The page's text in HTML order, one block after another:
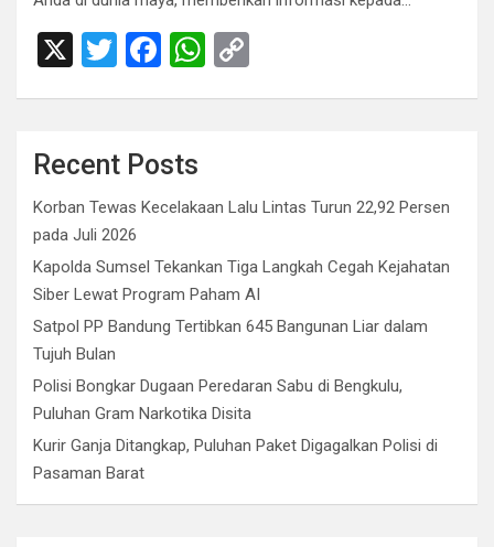
X
T
er
F
b
o
o
k
W
p
p
n
k
Recent Posts
Korban Tewas Kecelakaan Lalu Lintas Turun 22,92 Persen
pada Juli 2026
Kapolda Sumsel Tekankan Tiga Langkah Cegah Kejahatan
Siber Lewat Program Paham AI
Satpol PP Bandung Tertibkan 645 Bangunan Liar dalam
Tujuh Bulan
Polisi Bongkar Dugaan Peredaran Sabu di Bengkulu,
Puluhan Gram Narkotika Disita
Kurir Ganja Ditangkap, Puluhan Paket Digagalkan Polisi di
Pasaman Barat